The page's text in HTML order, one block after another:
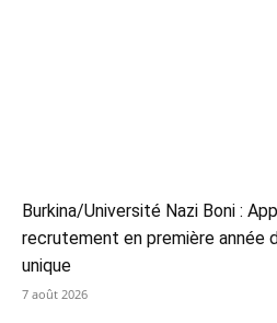
Burkina/Université Nazi Boni :
recrutement en première année
unique
7 août 2026